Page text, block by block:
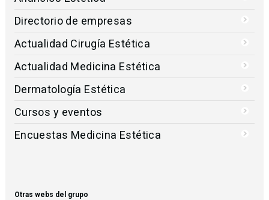
Directorio de empresas
Actualidad Cirugía Estética
Actualidad Medicina Estética
Dermatología Estética
Cursos y eventos
Encuestas Medicina Estética
Otras webs del grupo